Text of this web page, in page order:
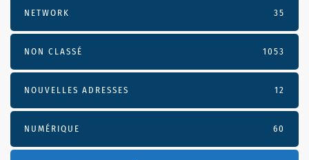
NETWORK 35
NON CLASSÉ 1053
NOUVELLES ADRESSES 12
NUMÉRIQUE 60